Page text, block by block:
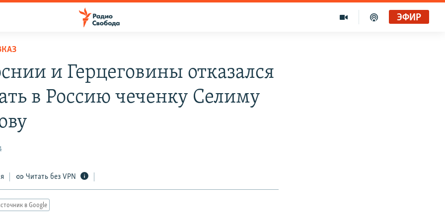
ЭФИР
и Герцеговины отказался
в Россию чеченку Селиму
Читать без VPN
в Google